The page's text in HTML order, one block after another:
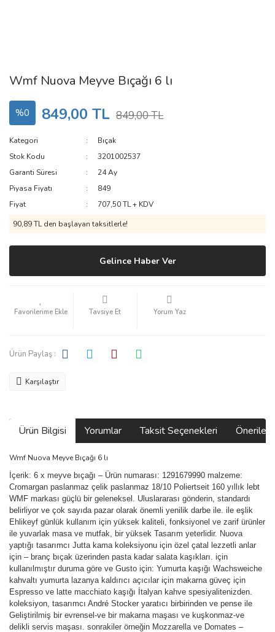
Wmf Nuova Meyve Bıçağı 6 lı
%0 849,00 TL 849,00 TL
Kategori
Bıçak
Stok Kodu
3201002537
Garanti Süresi
24 Ay
Piyasa Fiyatı
849
Fiyat
707,50 TL + KDV
90,89 TL den başlayan taksitlerle!
Gelince Haber Ver
Tavsiye Et Yorum Yaz
Ürün Paylaş :
Karşılaştır
Ürün Bilgisi Yorumlar Taksit Seçenekleri
Wmf Nuova Meyve Bıçağı 6 lı
İçerik: 6 x meyve bıçağı – Ürün numarası: 1291679990 malzeme:
Cromargan paslanmaz çelik paslanmaz 18/10 Poliertseit 160 yıllık lebt
WMF markası güçlü bir geleneksel. Uluslararası gönderin, standardı
belirliyor ve çok sayıda pazar olarak önemli yenilik darbe ile. ile eşlik
Ehlikeyf günlük kullanım için yüksek kaliteli, fonksiyonel ve zarif ürünler
ile yuvarlak masa ve mutfak, bir yüksek Tasarım yeterlidir. Nuova
yaptığı tasarımcı Jutta kama koleksiyonu için özel çatal lezzetli anlar
için – branç bıçak üzerinden pasta kadar salata kaşıkları. için
kullanılmıştır duruma göre ve Gusto için: Yumurta kaşığı Wachsweiche
kahvaltı yumurta lazanya kaldırıcı açıcılar için makarna güveç için
Espresso ve latte macchiato kaşığı İtalyan kahve spesiyalitenizden.
koleksiyon, tasarımcı André Stocker yaratıcı birbirinden ve pense ile
Geliştirilmiş bir evrensel-ve bir makarna maşası ve kuşkonmaz-ve
delikli servis maşası. sonrakiler örneğin Mozzarella ve Domates –